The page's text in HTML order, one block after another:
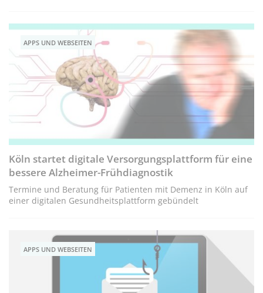
APPS UND WEBSEITEN
Köln startet digitale Versorgungsplattform für eine
bessere Alzheimer-Frühdiagnostik
Termine und Beratung für Patienten mit Demenz in Köln auf
einer digitalen Gesundheitsplattform gebündelt
APPS UND WEBSEITEN